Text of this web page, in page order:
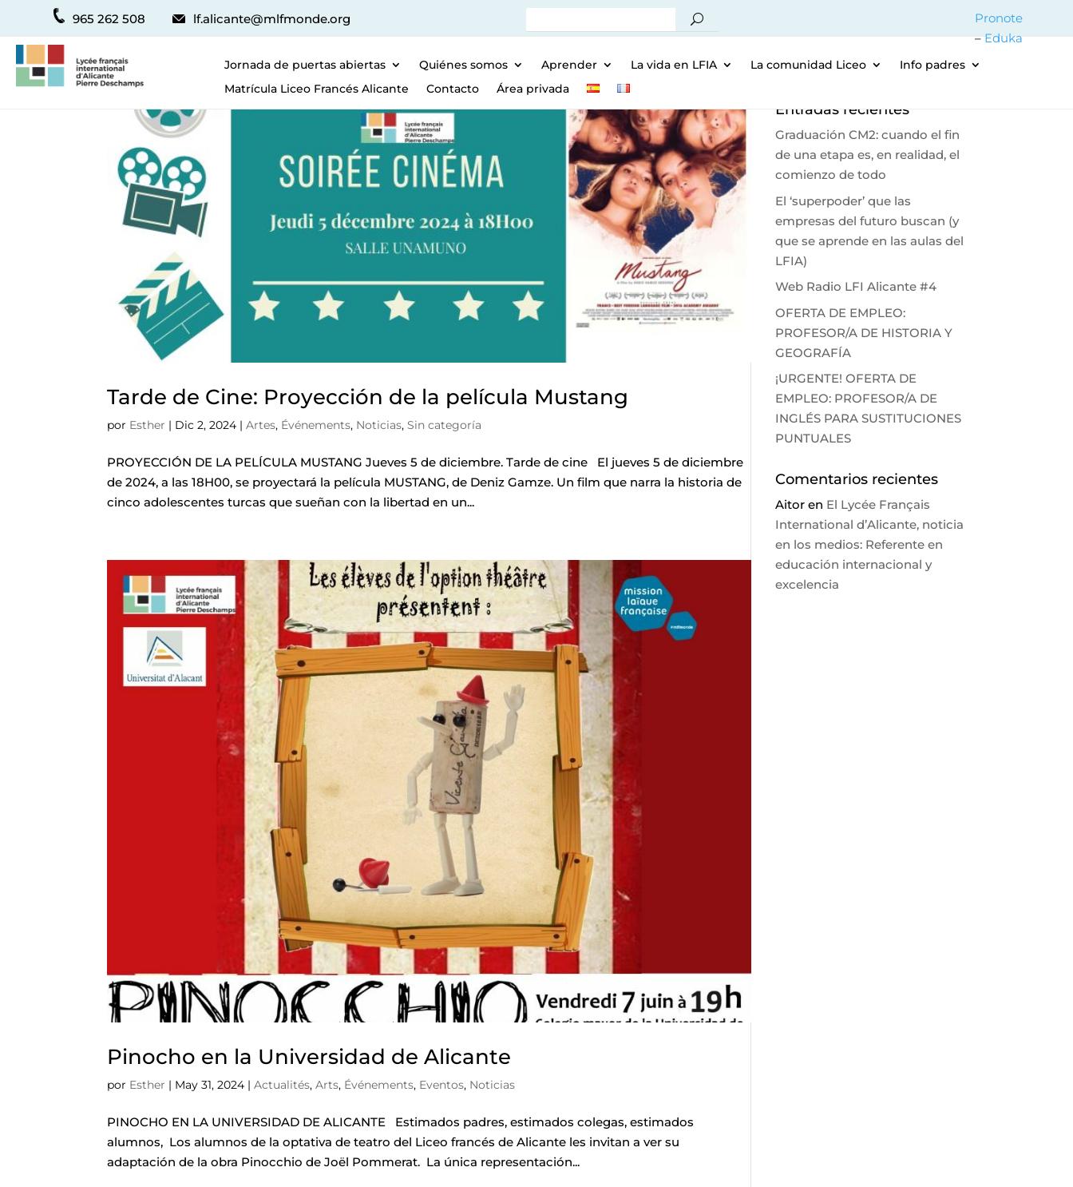
965 262 508 lf.alicante@mlfmonde.org
Pronote
–Eduka
Jornada de puertas abiertas Quiénes somos Aprender La vida en LFIA La comunidad Liceo
Info padres
Matrícula Liceo Francés Alicante
Contacto Área privada
Tarde de Cine: Proyección de la película Mustang
por Esther | Dic 2, 2024 |Artes, Événements, Noticias,Sin categoría
PROYECCIÓN DE LA PELÍCULA MUSTANG Jueves 5 de diciembre. Tarde de cine El jueves 5 de diciembre
de 2024, a las 18H00, se proyectará la película MUSTANG, de Deniz Gamze. Un film que narra la historia de
cinco adolescentes turcas que sueñan con la libertad en un...
Pinocho en la Universidad de Alicante
por Esther | May 31, 2024 |Actualités,Arts, Événements, Eventos, Noticias
PINOCHO EN LA UNIVERSIDAD DE ALICANTE Estimados padres, estimados colegas, estimados
alumnos, Los alumnos de la optativa de teatro del Liceo francés de Alicante les invitan a ver su
adaptación de la obra Pinocchio de Joël Pommerat. La única representación...
Entradas recientes
Graduación CM2: cuando el fin
de una etapa es, en realidad, el
comienzo de todo
El ‘superpoder’ que las
empresas del futuro buscan (y
que se aprende en las aulas del
LFIA)
Web Radio LFI Alicante #4
OFERTA DE EMPLEO:
PROFESOR/A DE HISTORIA Y
GEOGRAFÍA
¡URGENTE! OFERTA DE
EMPLEO: PROFESOR/A DE
INGLÉS PARA SUSTITUCIONES
PUNTUALES
Comentarios recientes
Aitoren El Lycée Français
International d’Alicante, noticia
en los medios: Referente en
educación internacional y
excelencia